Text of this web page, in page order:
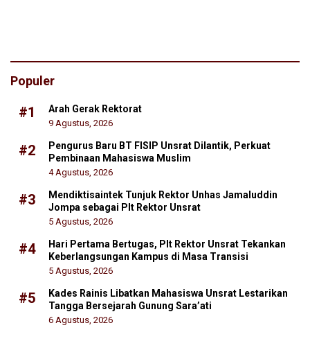
Populer
#1 Arah Gerak Rektorat
9 Agustus, 2026
#2
Pengurus Baru BT FISIP Unsrat Dilantik, Perkuat
Pembinaan Mahasiswa Muslim
4 Agustus, 2026
#3
Mendiktisaintek Tunjuk Rektor Unhas Jamaluddin
Jompa sebagai Plt Rektor Unsrat
5 Agustus, 2026
#4
Hari Pertama Bertugas, Plt Rektor Unsrat Tekankan
Keberlangsungan Kampus di Masa Transisi
5 Agustus, 2026
#5
Kades Rainis Libatkan Mahasiswa Unsrat Lestarikan
Tangga Bersejarah Gunung Sara’ati
6 Agustus, 2026